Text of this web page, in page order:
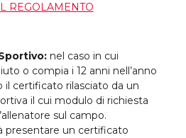
REGOLAMENTO
nel caso in cui
o compia i 12 anni nell’anno
il certificato rilasciato da un
il cui modulo di richiesta
sul campo.
presentare un certificato